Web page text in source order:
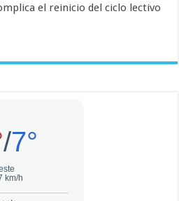
el reinicio del ciclo lectivo